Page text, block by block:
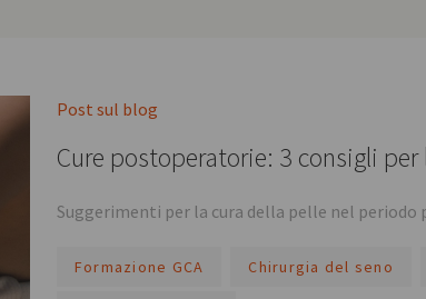
Post sul blog
Cure postoperatorie: 3 consigli
Suggerimenti per la cura della pelle nel
Formazione GCA Chirurgia del seno